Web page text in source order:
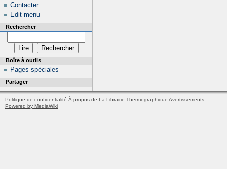
Contacter
Edit menu
Rechercher
Boîte à outils
Pages spéciales
Partager
Politique de confidentialité À propos de La Librairie Thermographique Avertissements
Powered by MediaWiki